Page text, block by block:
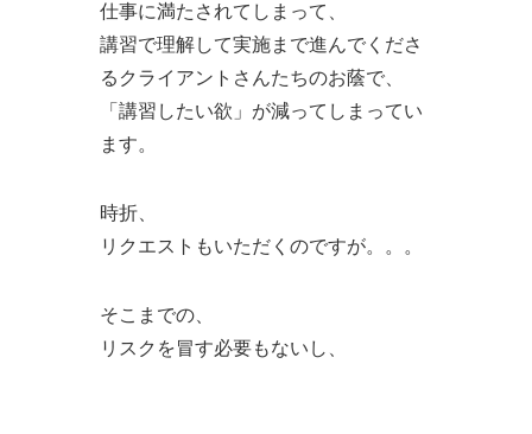
仕事に満たされてしまって、
講習で理解して実施まで進んでくださ
るクライアントさんたちのお蔭で、
「講習したい欲」が減ってしまってい
ます。
時折、
リクエストもいただくのですが。。。
そこまでの、
リスクを冒す必要もないし、